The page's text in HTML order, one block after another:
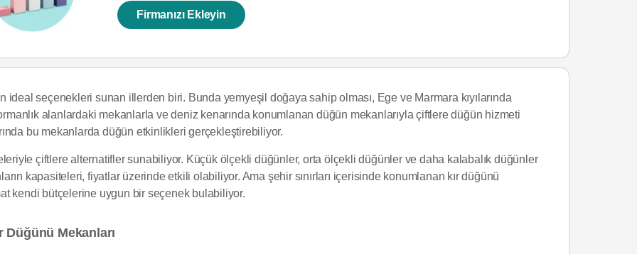
Firmanızı Ekleyin
seçenekleri sunan illerden biri. Bunda yemyeşil doğaya sahip olması, Ege ve Marmara kıyılarında
alanlardaki mekanlarla ve deniz kenarında konumlanan düğün mekanlarıyla çiftlere düğün hizmeti
bu mekanlarda düğün etkinlikleri gerçekleştirebiliyor.
çiftlere alternatifler sunabiliyor. Küçük ölçekli düğünler, orta ölçekli düğünler ve daha kalabalık düğünler
kapasiteleri, fiyatlar üzerinde etkili olabiliyor. Ama şehir sınırları içerisinde konumlanan kır düğünü
kendi bütçelerine uygun bir seçenek bulabiliyor.
Düğünü Mekanları